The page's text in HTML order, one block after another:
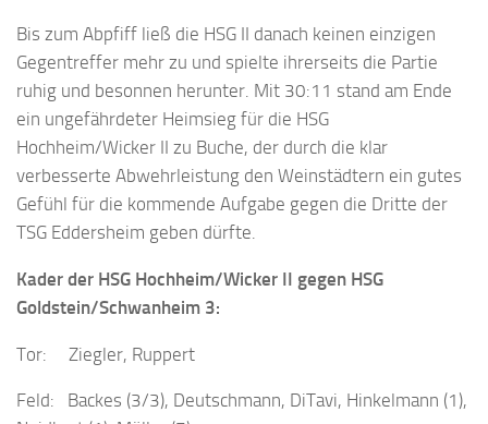
Bis zum Abpfiff ließ die HSG II danach keinen einzigen
Gegentreffer mehr zu und spielte ihrerseits die Partie
ruhig und besonnen herunter. Mit 30:11 stand am Ende
ein ungefährdeter Heimsieg für die HSG
Hochheim/Wicker II zu Buche, der durch die klar
verbesserte Abwehrleistung den Weinstädtern ein gutes
Gefühl für die kommende Aufgabe gegen die Dritte der
TSG Eddersheim geben dürfte.
Kader der HSG Hochheim/Wicker II gegen HSG
Goldstein/Schwanheim 3:
Tor: Ziegler, Ruppert
Feld: Backes (3/3), Deutschmann, DiTavi, Hinkelmann (1),